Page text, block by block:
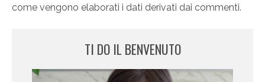
come vengono elaborati i dati derivati dai commenti.
TI DO IL BENVENUTO